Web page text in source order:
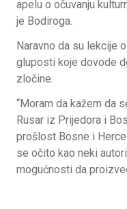
apelu o očuvanju
je Bodiroga.
Naravno da su lekcije
gluposti koje dovode
zločine.
“Moram da kažem da
Rusar iz Prijedora i
prošlost Bosne i
se očito kao neki
mogućnosti da